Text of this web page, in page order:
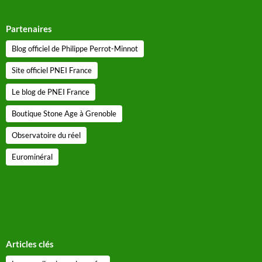
Partenaires
Blog officiel de Philippe Perrot-Minnot
Site officiel PNEI France
Le blog de PNEI France
Boutique Stone Age à Grenoble
Observatoire du réel
Eurominéral
Articles clés